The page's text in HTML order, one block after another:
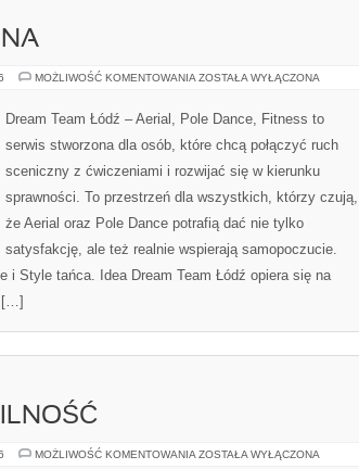
MOŻLIWOŚĆ KOMENTOWANIA TECHNIKA
ZOSTAŁA WYŁĄCZONA
Dream Team Łódź – Aerial, Pole Dance, Fitness to
serwis stworzona dla osób, które chcą połączyć ruch
sceniczny z ćwiczeniami i rozwijać się w kierunku
sprawności. To przestrzeń dla wszystkich, którzy czują,
że Aerial oraz Pole Dance potrafią dać nie tylko
satysfakcję, ale też realnie wspierają samopoczucie.
i Style tańca. Idea Dream Team Łódź opiera się na
[…]
MOŻLIWOŚĆ KOMENTOWANIA STRETCHING
ZOSTAŁA WYŁĄCZONA